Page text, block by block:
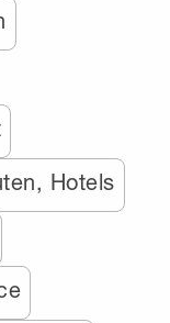
Hotels